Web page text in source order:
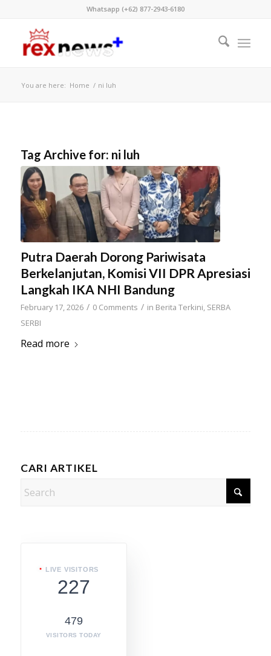
Whatsapp (+62) 877-2943-6180
You are here: Home / ni luh
Tag Archive for: ni luh
Putra Daerah Dorong Pariwisata
Berkelanjutan, Komisi VII DPR Apresiasi
Langkah IKA NHI Bandung
February 17, 2026 / 0 Comments / in Berita Terkini, SERBA
SERBI
Read more
CARI ARTIKEL
LIVE VISITORS
227
479
VISITORS TODAY